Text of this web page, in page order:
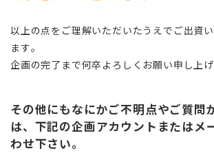
以上の点をご理解いただいたうえでご出資
ます。
企画の完了まで何卒よろしくお願い申し上げ
その他にもなにかご不明点やご質問
は、下記の企画アカウントまたはメ
わせ下さい。